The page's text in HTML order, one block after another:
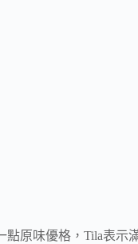
點原味優格，Tila表示